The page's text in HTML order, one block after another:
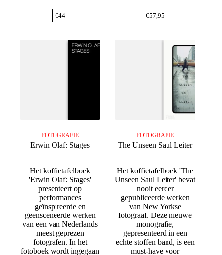
€44 €57,95
FOTOGRAFIE
Erwin Olaf: Stages
Het koffietafelboek
'Erwin Olaf: Stages'
presenteert op
performances
geïnspireerde en
geënsceneerde werken
van een van Nederlands
meest geprezen
fotografen. In het
fotoboek wordt ingegaan
FOTOGRAFIE
The Unseen Saul Leiter
Het koffietafelboek 'The
Unseen Saul Leiter' bevat
nooit eerder
gepubliceerde werken
van New Yorkse
fotograaf. Deze nieuwe
monografie,
gepresenteerd in een
echte stoffen band, is een
must-have voor